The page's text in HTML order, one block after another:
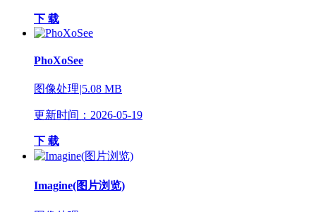
下 载
PhoXoSee
图像处理|5.08 MB
更新时间：2026-05-19
下 载
Imagine(图片浏览)